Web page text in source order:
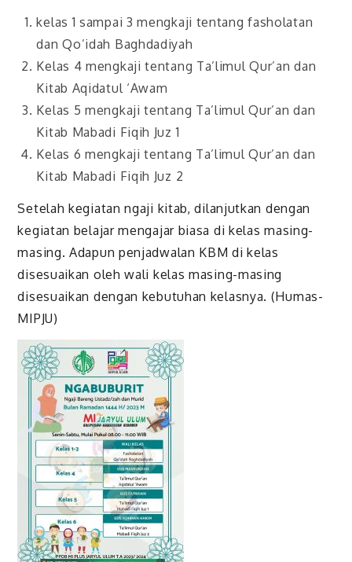
kelas 1 sampai 3 mengkaji tentang fasholatan
dan Qo’idah Baghdadiyah
Kelas 4 mengkaji tentang Ta’limul Qur’an dan
Kitab Aqidatul ‘Awam
Kelas 5 mengkaji tentang Ta’limul Qur’an dan
Kitab Mabadi Fiqih Juz 1
Kelas 6 mengkaji tentang Ta’limul Qur’an dan
Kitab Mabadi Fiqih Juz 2
Setelah kegiatan ngaji kitab, dilanjutkan dengan
kegiatan belajar mengajar biasa di kelas masing-
masing. Adapun penjadwalan KBM di kelas
disesuaikan oleh wali kelas masing-masing
disesuaikan dengan kebutuhan kelasnya. (Humas-
MIPJU)